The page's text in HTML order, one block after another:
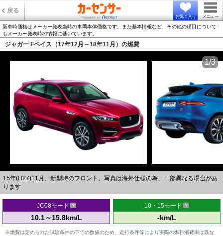
戻る
お気に入り メニュー
新車時価格はメーカー発表当時の車両本体価格です。また基本情報など、その他の項目について
もメーカー発表時の情報に基いています。
ジャガー Fペイス（17年12月～18年11月）の燃費
15年(H27)11月、新型時のフロント。写真は海外仕様の為、一部異なる場合があ
ります
1/3
JC08モード
10.1～15.8km/L
10・15モード
-km/L
※燃費は定められた試験条件の下での数値のため、走行条件等により実際の燃料消費率は異な